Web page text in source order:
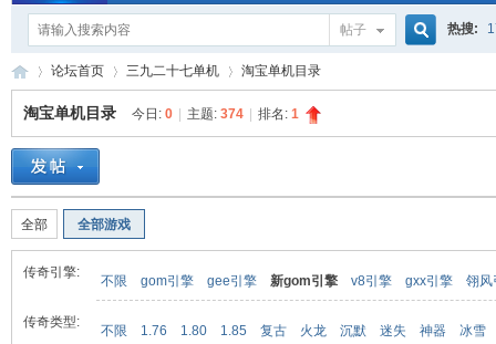
帖子 热搜:
»
论坛首页 三九二十七单机 淘宝单机目录
淘宝单机目录 今日: 0 主题: 374 排名: 1
全部 全部游戏
传奇引擎:
不限 gom引擎 gee引擎 新gom引擎 v8引擎 gxx引擎 翎风
传奇类型:
不限 1.76 1.80 1.85 复古 火龙 沉默 迷失 神器 冰雪